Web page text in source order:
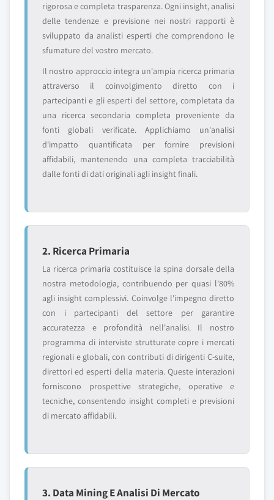
rigorosa e completa trasparenza. Ogni insight, analisi
delle tendenze e previsione nei nostri rapporti è
sviluppato da analisti esperti che comprendono le
sfumature del vostro mercato.
Il nostro approccio integra un'ampia ricerca primaria
attraverso il coinvolgimento diretto con i
partecipanti e gli esperti del settore, completata da
una ricerca secondaria completa proveniente da
fonti globali verificate. Applichiamo un'analisi
d'impatto quantificata per fornire previsioni
affidabili, mantenendo una completa tracciabilità
dalle fonti di dati originali agli insight finali.
2. Ricerca Primaria
La ricerca primaria costituisce la spina dorsale della
nostra metodologia, contribuendo per quasi l'80%
agli insight complessivi. Coinvolge l'impegno diretto
con i partecipanti del settore per garantire
accuratezza e profondità nell'analisi. Il nostro
programma di interviste strutturate copre i mercati
regionali e globali, con contributi di dirigenti C-suite,
direttori ed esperti della materia. Queste interazioni
forniscono prospettive strategiche, operative e
tecniche, consentendo insight completi e previsioni
di mercato affidabili.
3. Data Mining E Analisi Di Mercato